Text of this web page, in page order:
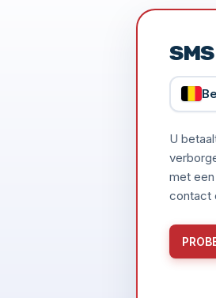
U
met
contact